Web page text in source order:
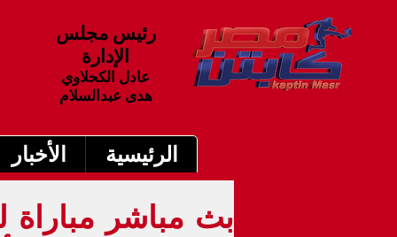
رئيس مجلس
الإدارة
عادل الكحلاوي
هدى عبدالسلام
الرئيسية الأخبار